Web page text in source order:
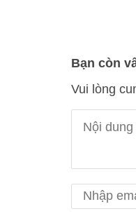
Bạn còn
Vui lòng